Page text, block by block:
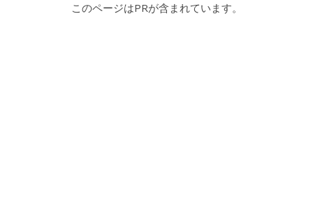
このページはPRが含まれています。